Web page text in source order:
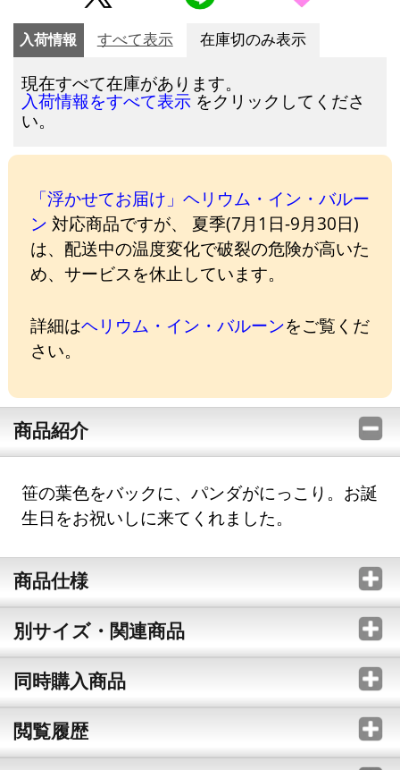
入荷情報 すべて表示 在庫切のみ表示
現在すべて在庫があります。
入荷情報をすべて表示 をクリックしてくださ
い。
「浮かせてお届け」ヘリウム・イン・バルー
ン 対応商品ですが、 夏季(7月1日-9月30日)
は、配送中の温度変化で破裂の危険が高いた
め、サービスを休止しています。
詳細はヘリウム・イン・バルーンをご覧くだ
さい。
商品紹介
笹の葉色をバックに、パンダがにっこり。お誕
生日をお祝いしに来てくれました。
商品仕様
別サイズ・関連商品
同時購入商品
閲覧履歴